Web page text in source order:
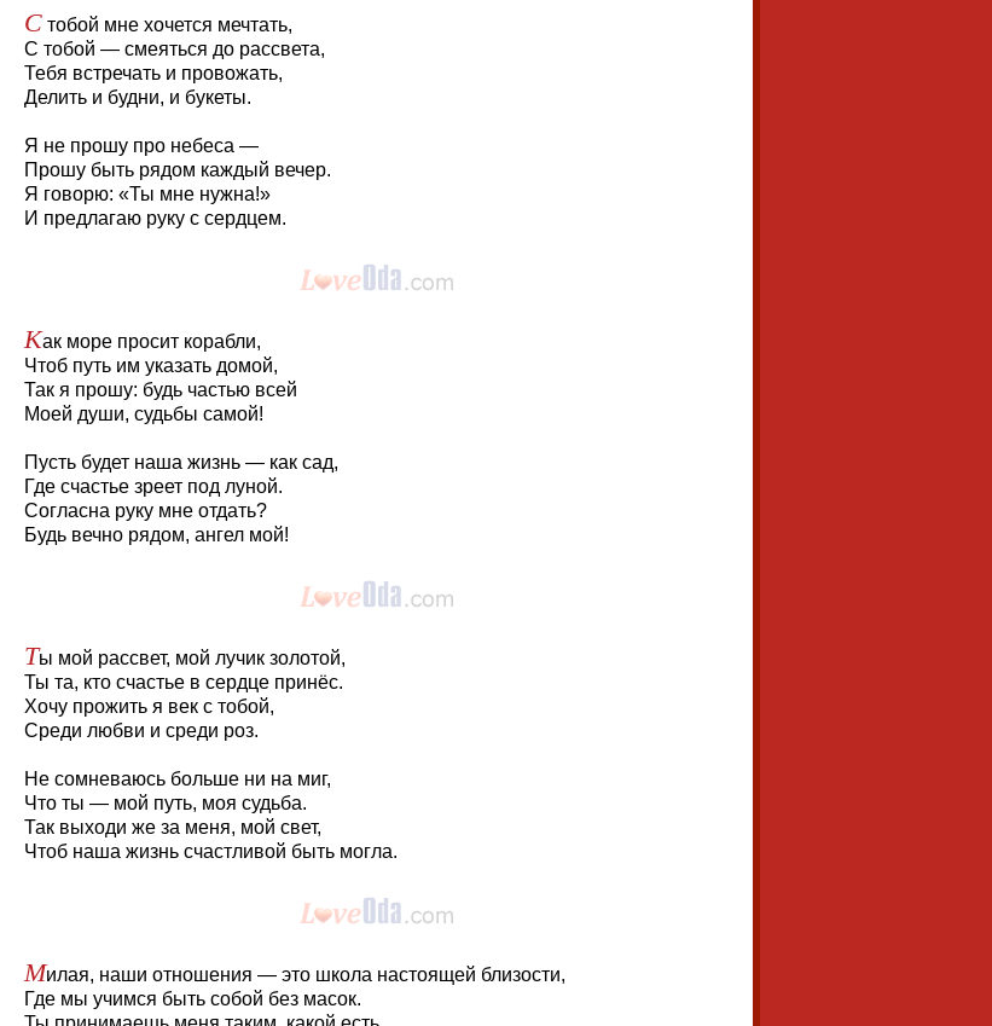
С тобой мне хочется мечтать,
С тобой — смеяться до рассвета,
Тебя встречать и провожать,
Делить и будни, и букеты.
Я не прошу про небеса —
Прошу быть рядом каждый вечер.
Я говорю: «Ты мне нужна!»
И предлагаю руку с сердцем.
Как море просит корабли,
Чтоб путь им указать домой,
Так я прошу: будь частью всей
Моей души, судьбы самой!
Пусть будет наша жизнь — как сад,
Где счастье зреет под луной.
Согласна руку мне отдать?
Будь вечно рядом, ангел мой!
Ты мой рассвет, мой лучик золотой,
Ты та, кто счастье в сердце принёс.
Хочу прожить я век с тобой,
Среди любви и среди роз.
Не сомневаюсь больше ни на миг,
Что ты — мой путь, моя судьба.
Так выходи же за меня, мой свет,
Чтоб наша жизнь счастливой быть могла.
Милая, наши отношения — это школа настоящей близости,
Где мы учимся быть собой без масок.